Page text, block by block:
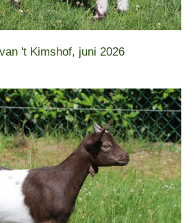
't Kimshof, juni 2026